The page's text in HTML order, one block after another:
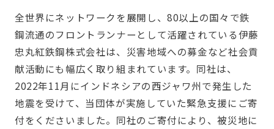
全世界にネットワークを展開し、80以上の国々で鉄
鋼流通のフロントランナーとして活躍されている伊藤
忠丸紅鉄鋼株式会社は、災害地域への募金など社会貢
献活動にも幅広く取り組まれています。同社は、
2022年11月にインドネシアの西ジャワ州で発生した
地震を受けて、当団体が実施していた緊急支援にご寄
付をくださいました。同社のご寄付により、被災地に